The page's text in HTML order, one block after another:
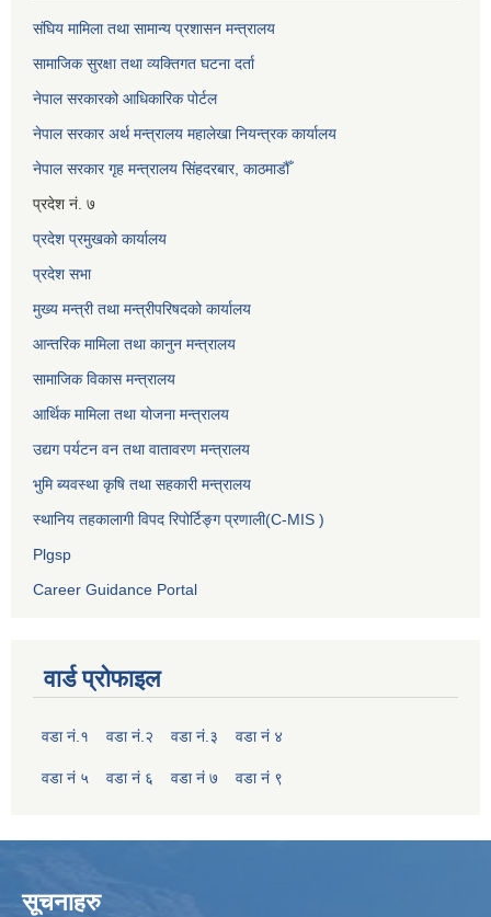
संघिय मामिला तथा सामान्य प्रशासन मन्त्रालय
सामाजिक सुरक्षा तथा व्यक्तिगत घटना दर्ता
नेपाल सरकारको आधिकारिक पोर्टल
नेपाल सरकार अर्थ मन्त्रालय महालेखा नियन्त्रक कार्यालय
नेपाल सरकार गृह मन्त्रालय सिंहदरबार, काठमाडौँ
प्रदेश नं. ७
प्रदेश प्रमुखको कार्यालय
प्रदेश सभा
मुख्य मन्त्री तथा मन्त्रीपरिषदको कार्यालय
आन्तरिक मामिला तथा कानुन मन्त्रालय
सामाजिक विकास मन्त्रालय
आर्थिक मामिला तथा योजना मन्त्रालय
उद्यग पर्यटन वन तथा वातावरण मन्त्रालय
भुमि ब्यवस्था कृषि तथा सहकारी मन्त्रालय
स्थानिय तहकालागी विपद रिपोर्टिङ्ग प्रणाली(C-MIS )
Plgsp
Career Guidance Portal
वार्ड प्रोफाइल
वडा नं.१ वडा नं.२ वडा नं.३ वडा नं ४
वडा नं ५ वडा नं ६ वडा नं ७ वडा नं ९
सूचनाहरु